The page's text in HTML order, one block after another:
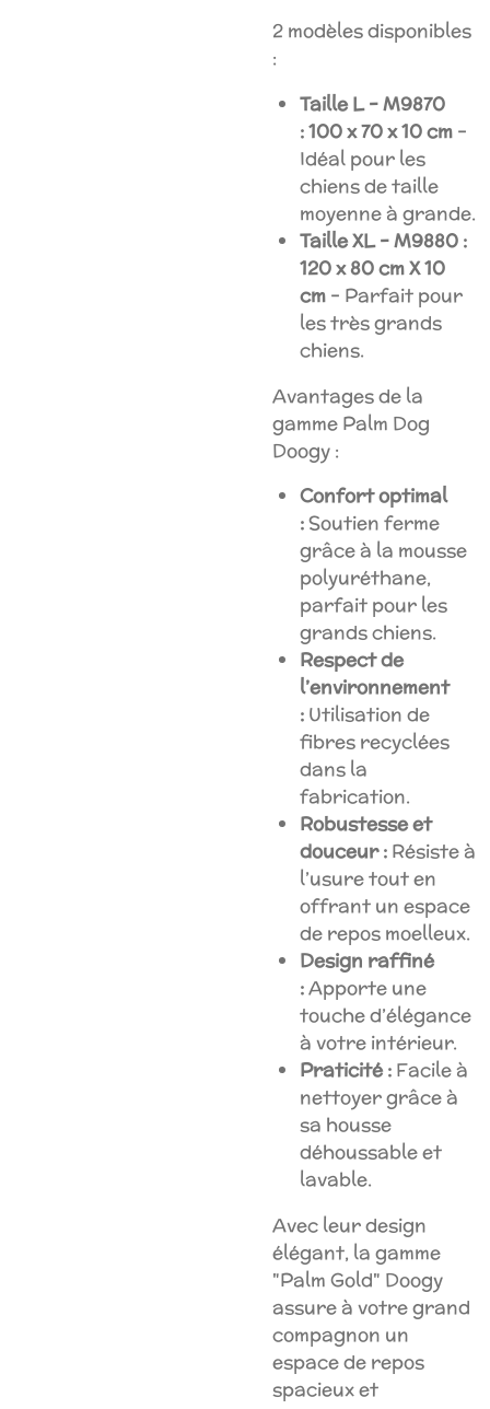
2 modèles disponibles
:
Taille L - M9870
:100 x 70 x 10 cm –
Idéal pour les
chiens de taille
moyenne à grande.
Taille XL - M9880 :
120 x 80 cm X 10
cm – Parfait pour
les très grands
chiens.
Avantages de la
gamme Palm Dog
Doogy :
Confort optimal
:Soutien ferme
grâce à la mousse
polyuréthane,
parfait pour les
grands chiens.
Respect de
l’environnement
: Utilisation de
fibres recyclées
dans la
fabrication.
Robustesse et
douceur : Résiste à
l’usure tout en
offrant un espace
de repos moelleux.
Design raffiné
:Apporte une
touche d’élégance
à votre intérieur.
Praticité : Facile à
nettoyer grâce à
sa housse
déhoussable et
lavable.
Avec leur design
élégant, la gamme
"Palm Gold" Doogy
assure à votre grand
compagnon un
espace de repos
spacieux et